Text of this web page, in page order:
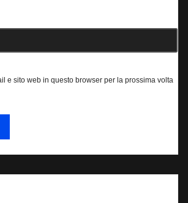
e sito web in questo browser per la prossima volta